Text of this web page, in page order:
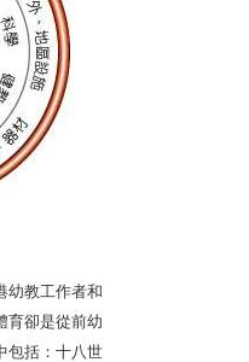
幼教工作者和
育卻是從前幼
包括：十八世